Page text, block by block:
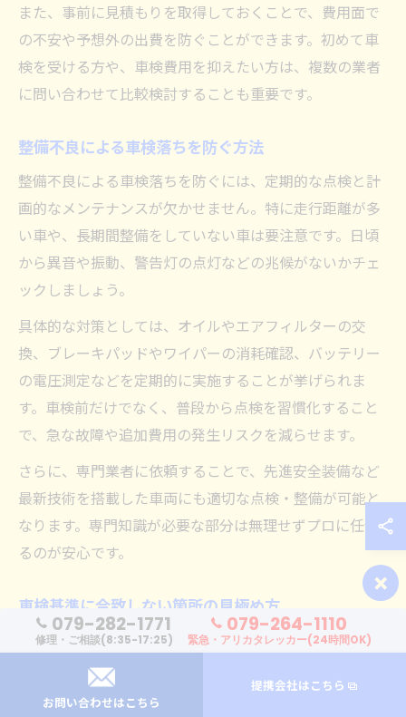
また、事前に見積もりを取得しておくことで、費用面で
の不安や予想外の出費を防ぐことができます。初めて車
検を受ける方や、車検費用を抑えたい方は、複数の業者
に問い合わせて比較検討することも重要です。
整備不良による車検落ちを防ぐ方法
整備不良による車検落ちを防ぐには、定期的な点検と計
画的なメンテナンスが欠かせません。特に走行距離が多
い車や、長期間整備をしていない車は要注意です。日頃
から異音や振動、警告灯の点灯などの兆候がないかチェ
ックしましょう。
具体的な対策としては、オイルやエアフィルターの交
換、ブレーキパッドやワイパーの消耗確認、バッテリー
の電圧測定などを定期的に実施することが挙げられま
す。車検前だけでなく、普段から点検を習慣化すること
で、急な故障や追加費用の発生リスクを減らせます。
さらに、専門業者に依頼することで、先進安全装備など
最新技術を搭載した車両にも適切な点検・整備が可能と
なります。専門知識が必要な部分は無理せずプロに任せ
るのが安心です。
車検基準に合致しない箇所の見極め方
車検基準に合致しない箇所を見極めるには、国が定めた
保安基準を理解し、それに基づいた点検を行うことが重
要です。例えば、ライトの明るさや色、タイヤの溝深
×
079-282-1771
修理・ご相談(8:35-17:25)
079-264-1110
緊急・アリカタレッカー(24時間OK)
お問い合わせはこちら
提携会社はこちら